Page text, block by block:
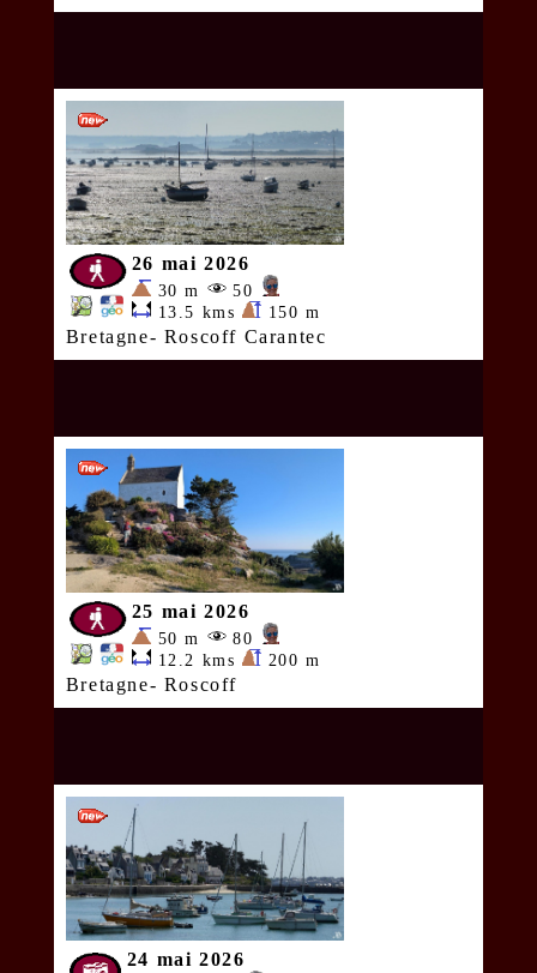
26 mai 2026
30 m
50
13.5 kms
150 m
Bretagne- Roscoff Carantec
25 mai 2026
50 m
80
12.2 kms
200 m
Bretagne- Roscoff
24 mai 2026